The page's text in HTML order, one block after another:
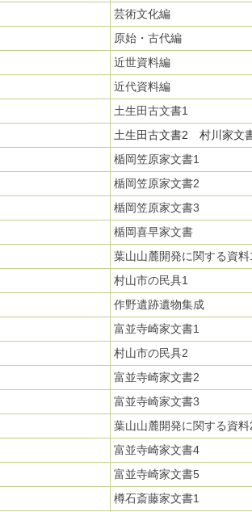
芸術文化編
原始・古代編
近世資料編
近代資料編
土生田古文書1
土生田古文書2 村川家文
楯岡笠原家文書1
楯岡笠原家文書2
楯岡笠原家文書3
楯岡喜早家文書
葉山山麓開発に関する資料
村山市の民具1
作野遺跡遺物集成
富並寺崎家文書1
村山市の民具2
富並寺崎家文書2
富並寺崎家文書3
葉山山麓開発に関する資料
富並寺崎家文書4
富並寺崎家文書5
樽石斎藤家文書1